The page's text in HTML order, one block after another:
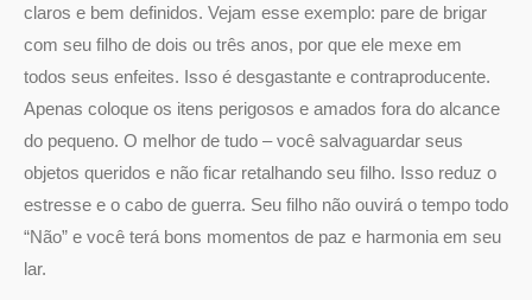
claros e bem definidos. Vejam esse exemplo: pare de brigar
com seu filho de dois ou três anos, por que ele mexe em
todos seus enfeites. Isso é desgastante e contraproducente.
Apenas coloque os itens perigosos e amados fora do alcance
do pequeno. O melhor de tudo – você salvaguardar seus
objetos queridos e não ficar retalhando seu filho. Isso reduz o
estresse e o cabo de guerra. Seu filho não ouvirá o tempo todo
“Não” e você terá bons momentos de paz e harmonia em seu
lar.